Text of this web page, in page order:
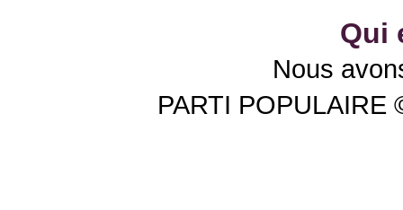
Qui
Nous
PARTI